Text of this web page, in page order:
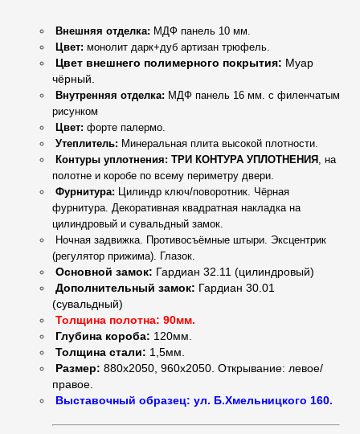
Внешняя отделка: МДФ панель 10 мм.
Цвет: монолит дарк+дуб артизан трюфель.
Цвет внешнего полимерного покрытия: Муар
чёрный.
Внутренняя отделка: МДФ панель 16 мм. с филенчатым
рисунком
Цвет: форте палермо.
Утеплитель: Минеральная плита высокой плотности.
Контуры уплотнения: ТРИ КОНТУРА УПЛОТНЕНИЯ , на
полотне и коробе по всему периметру двери.
Фурнитура: Цилиндр ключ/поворотник. Чёрная
фурнитура. Декоративная квадратная накладка на
цилиндровый и сувальдный замок.
Ночная задвижка. Противосъёмные штыри. Эксцентрик
(регулятор прижима). Глазок.
Основной замок: Гардиан 32.11 (цилиндровый)
Дополнительный замок: Гардиан 30.01
(сувальдный)
Толщина полотна: 90мм.
Глубина короба: 120мм.
Толщина стали: 1,5мм.
Размер: 880х2050, 960х2050. Открывание: левое/
правое.
Выставочный образец: ул. Б.Хмельницкого 160.